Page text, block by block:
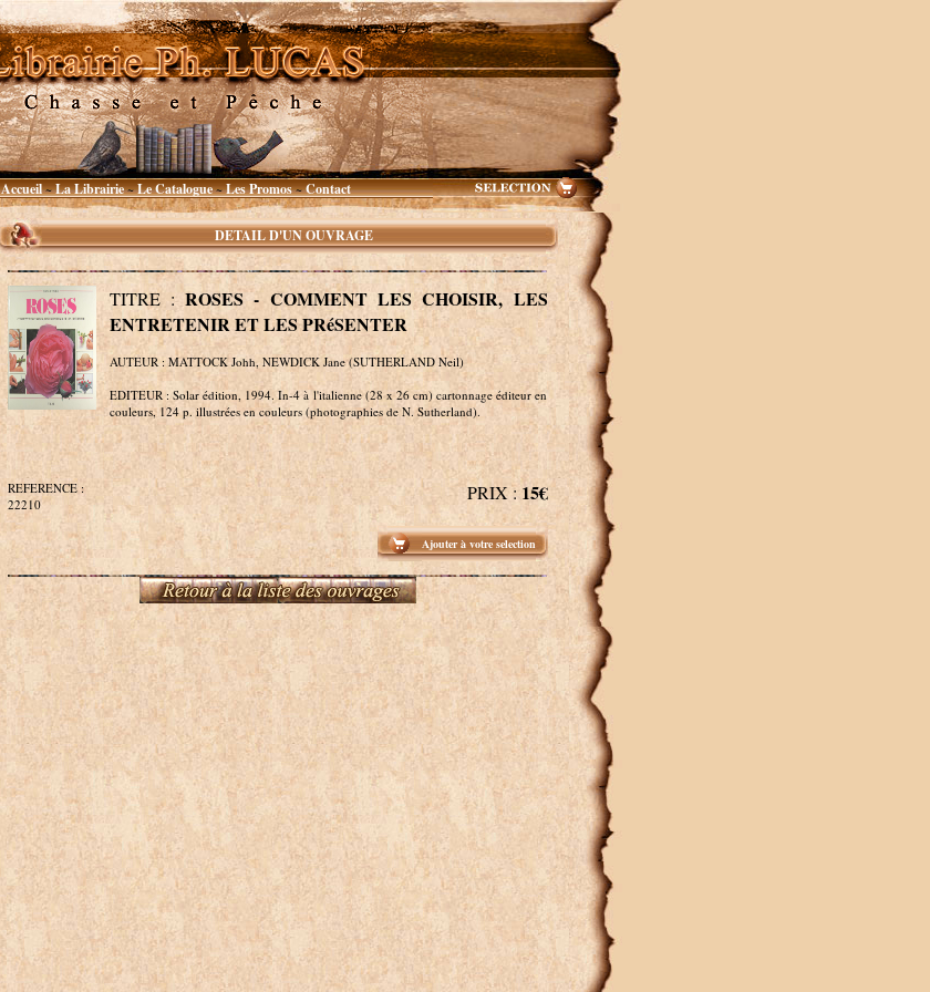
Accueil~La Librairie~Le Catalogue~Les Promos~Contact
DETAIL D'UN OUVRAGE
TITRE :ROSES - COMMENT LES CHOISIR, LES
ENTRETENIR ET LES PRéSENTER
AUTEUR : MATTOCK Johh, NEWDICK Jane (SUTHERLAND Neil)
EDITEUR : Solar édition, 1994. In-4 à l'italienne (28 x 26 cm) cartonnage éditeur en
couleurs, 124 p. illustrées en couleurs (photographies de N. Sutherland).
REFERENCE :
22210
PRIX : 15€
Ajouter à votre selection